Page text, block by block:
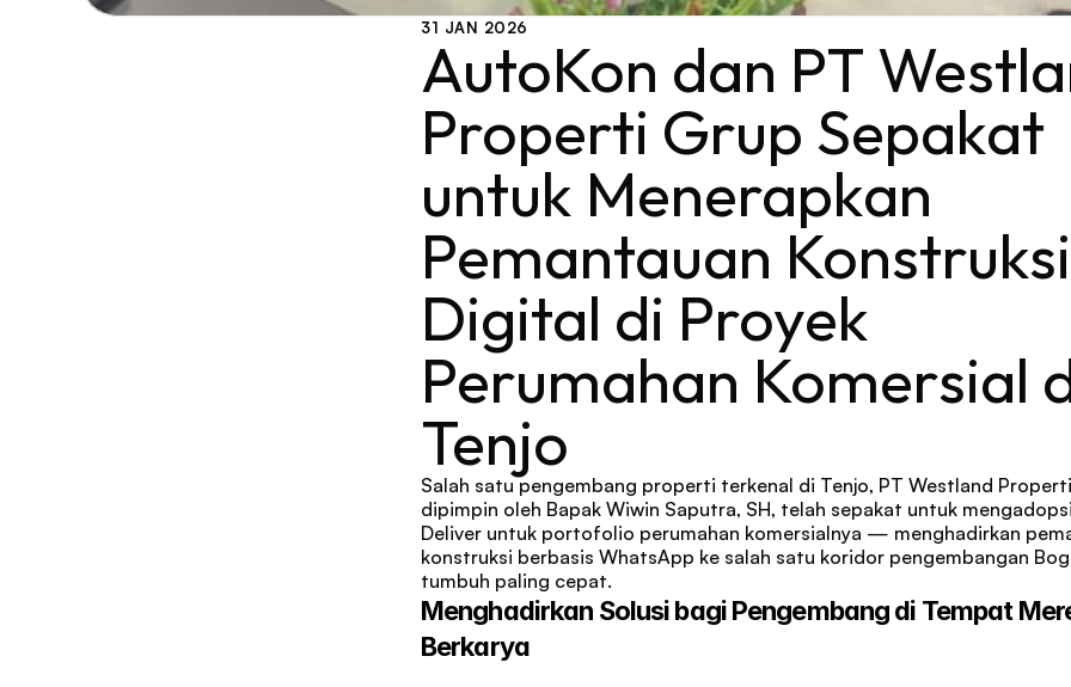
31 JAN 2026
AutoKon dan PT
Properti Grup Sepakat
untuk Menerapkan
Pemantauan Konstruksi
Digital di Proyek
Perumahan Komersial
Tenjo
Salah satu pengembang properti terkenal di Tenjo, PT Westland
dipimpin oleh Bapak Wiwin Saputra, SH, telah sepakat untuk
Deliver untuk portofolio perumahan komersialnya — menghadirkan
konstruksi berbasis WhatsApp ke salah satu koridor pengembangan
tumbuh paling cepat.
Menghadirkan Solusi bagi Pengembang di Tempat
Berkarya